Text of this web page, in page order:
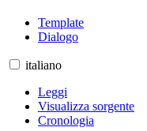
Template
Dialogo
italiano
Leggi
Visualizza sorgente
Cronologia